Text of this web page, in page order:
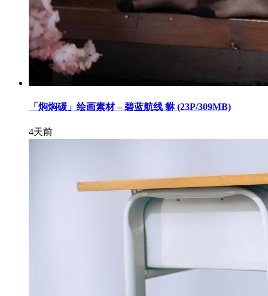
「焖焖碳」绘画素材 – 碧蓝航线 貅 (23P/309MB)
4天前